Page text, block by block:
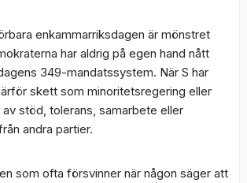
enkammarriksdagen är mönstret
har aldrig på egen hand nått
349-mandatssystem. När S har
skett som minoritetsregering eller
stöd, tolerans, samarbete eller
andra partier.
som ofta försvinner när någon säger att